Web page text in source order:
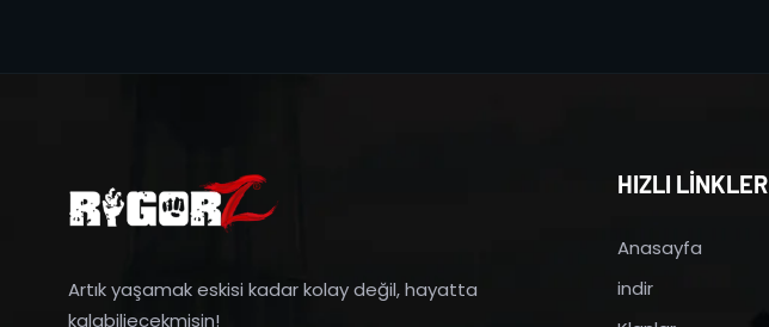
Artık yaşamak eskisi kadar kolay değil, hayatta
kalabiliecekmisin!
HIZLI LİNKLER
Anasayfa
indir